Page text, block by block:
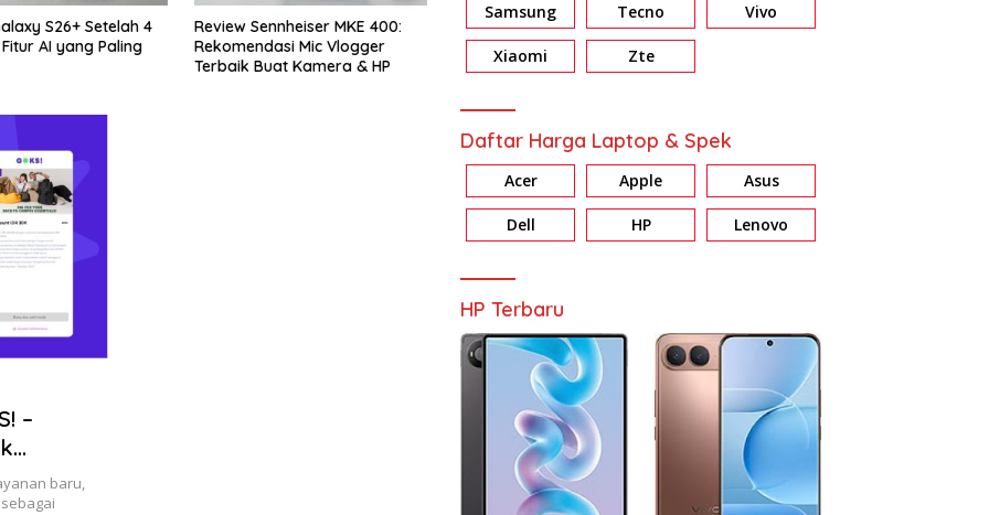
MKE 400:
Mic Vlogger
Kamera & HP
Review Xiaomi Smart Band 10
Pro: Harga Sejutaan, Fiturnya
Bikin Nagih!
Review HONOR X7d: Baterai &
Memori Jumbo, Harga Masuk
Review Galaxy A37 5G:
–
baru,
Samsung Tecno Vivo
Xiaomi Zte
Daftar Harga Laptop & Spek
Acer Apple Asus
Dell HP Lenovo
HP Terbaru